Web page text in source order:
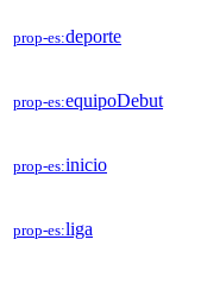
prop-es:deporte
prop-es:equipoDebut
prop-es:inicio
prop-es:liga